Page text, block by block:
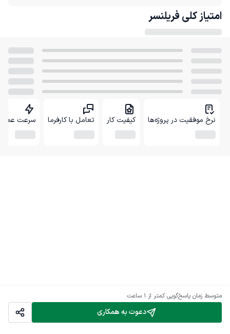
دعوت به همکاری
متوسط زمان پاسخ‌گویی کمتر از 1 ساعت
امتیاز کلی فریلنسر
نرخ موفقیت در پروژه‌ها کیفیت کار تعامل با کارفرما سرعت عمل